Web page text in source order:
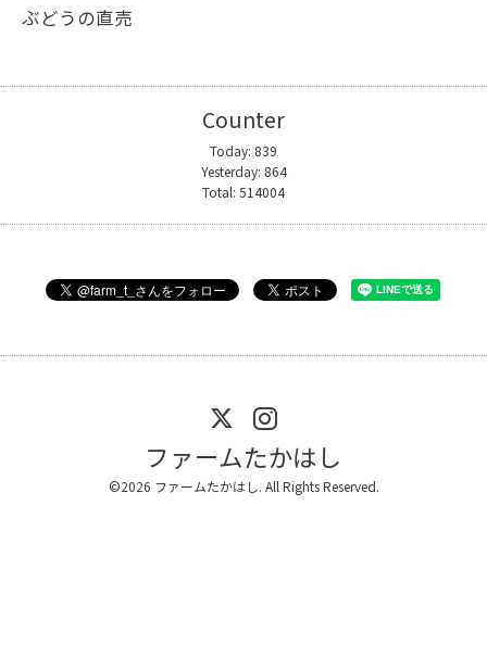
ぶどうの直売
Counter
Today: 839
Yesterday: 864
Total: 514004
ファームたかはし
©2026 ファームたかはし. All Rights Reserved.